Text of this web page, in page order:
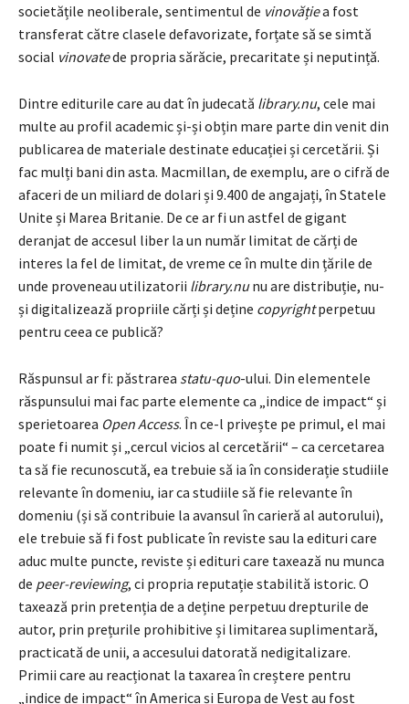
societățile neoliberale, sentimentul de vinovățiea fost
transferat către clasele defavorizate, forțate să se simtă
social vinovatede propria sărăcie, precaritate și neputință.
Dintre editurile care au dat în judecată library.nu, cele mai
multe au profil academic și-și obțin mare parte din venit din
publicarea de materiale destinate educației și cercetării. Și
fac mulți bani din asta. Macmillan, de exemplu, are o cifră de
afaceri de un miliard de dolari și 9.400 de angajați, în Statele
Unite și Marea Britanie. De ce ar fi un astfel de gigant
deranjat de accesul liber la un număr limitat de cărți de
interes la fel de limitat, de vreme ce în multe din țările de
unde proveneau utilizatorii library.nunu are distribuție, nu-
și digitalizează propriile cărți și deține copyrightperpetuu
pentru ceea ce publică?
Răspunsul ar fi: păstrarea statu-quo-ului. Din elementele
răspunsului mai fac parte elemente ca „indice de impact“ și
sperietoarea Open Access. În ce-l privește pe primul, el mai
poate fi numit și „cercul vicios al cercetării“ – ca cercetarea
ta să fie recunoscută, ea trebuie să ia în considerație studiile
relevante în domeniu, iar ca studiile să fie relevante în
domeniu (și să contribuie la avansul în carieră al autorului),
ele trebuie să fi fost publicate în reviste sau la edituri care
aduc multe puncte, reviste și edituri care taxează nu munca
de peer-reviewing, ci propria reputație stabilită istoric. O
taxează prin pretenția de a deține perpetuu drepturile de
autor, prin prețurile prohibitive și limitarea suplimentară,
practicată de unii, a accesului datorată nedigitalizare.
Primii care au reacționat la taxarea în creștere pentru
„indice de impact“ în America și Europa de Vest au fost